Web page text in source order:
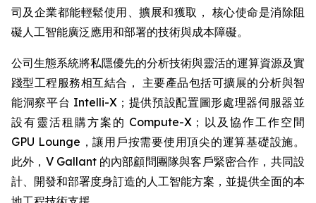
司及企業都能輕鬆使用、擴展和獲取， 核心使命是消除阻
礙人工智能廣泛應用和部署的技術與成本障礙。
公司生態系統將私隱優先的分析技術與靈活的運算資源及實
踐型工程服務相互結合， 主要產品包括可擴展的分析與智
能洞察平台 Intelli-X；提供預設配置圖形處理器伺服器並
設有靈活租購方案的 Compute-X；以及協作工作空間
GPU Lounge，讓用戶按需要使用頂尖的運算基礎設施。
此外，V Gallant 的內部顧問團隊與客戶緊密合作，共同設
計、開發和部署度身訂造的人工智能方案，並提供全面的本